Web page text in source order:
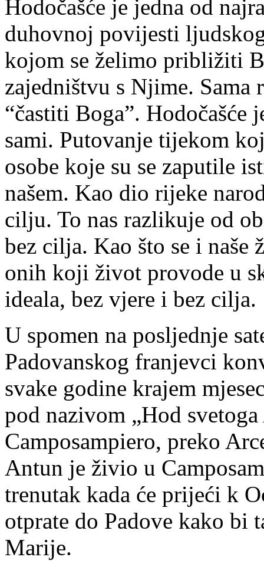
Hodočašće je jedna od
duhovnoj povijesti
kojom se želimo približiti
zajedništvu s Njime.
“častiti Boga”. Hodočašće
sami. Putovanje tijekom
osobe koje su se zaputile
našem. Kao dio rijeke
cilju. To nas razlikuje od
bez cilja. Kao što se i
onih koji život provode u
ideala, bez vjere i bez cilja.
U spomen na posljednje
Padovanskog franjevci
svake godine krajem
pod nazivom „Hod
Camposampiero, preko
Antun je živio u
trenutak kada će prijeći k
otprate do Padove kako bi
Marije.